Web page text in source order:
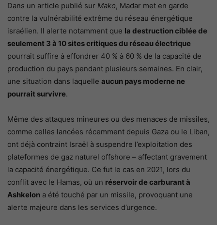
Dans un article publié sur Mako, Madar met en garde
contre la vulnérabilité extrême du réseau énergétique
israélien. Il alerte notamment que la destruction ciblée de
seulement 3 à 10 sites critiques du réseau électrique
pourrait suffire à effondrer 40 % à 60 % de la capacité de
production du pays pendant plusieurs semaines. En clair,
une situation dans laquelle aucun pays moderne ne
pourrait survivre.
Même des attaques mineures ou des menaces de missiles,
comme celles lancées récemment depuis Gaza ou le Liban,
ont déjà contraint Israël à suspendre l’exploitation des
plateformes de gaz naturel offshore – affectant gravement
la capacité énergétique. Ce fut le cas en 2021, lors du
conflit avec le Hamas, où un réservoir de carburant à
Ashkelon a été touché par un missile, provoquant une
alerte majeure dans les services d’urgence.